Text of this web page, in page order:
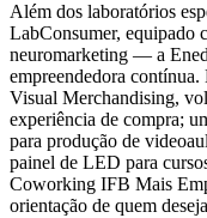
Além dos laboratórios
LabConsumer, equipado
neuromarketing — a
empreendedora
Visual Merchandising,
experiência de compra;
para produção de
painel de LED para
Coworking IFB Mais
orientação de quem